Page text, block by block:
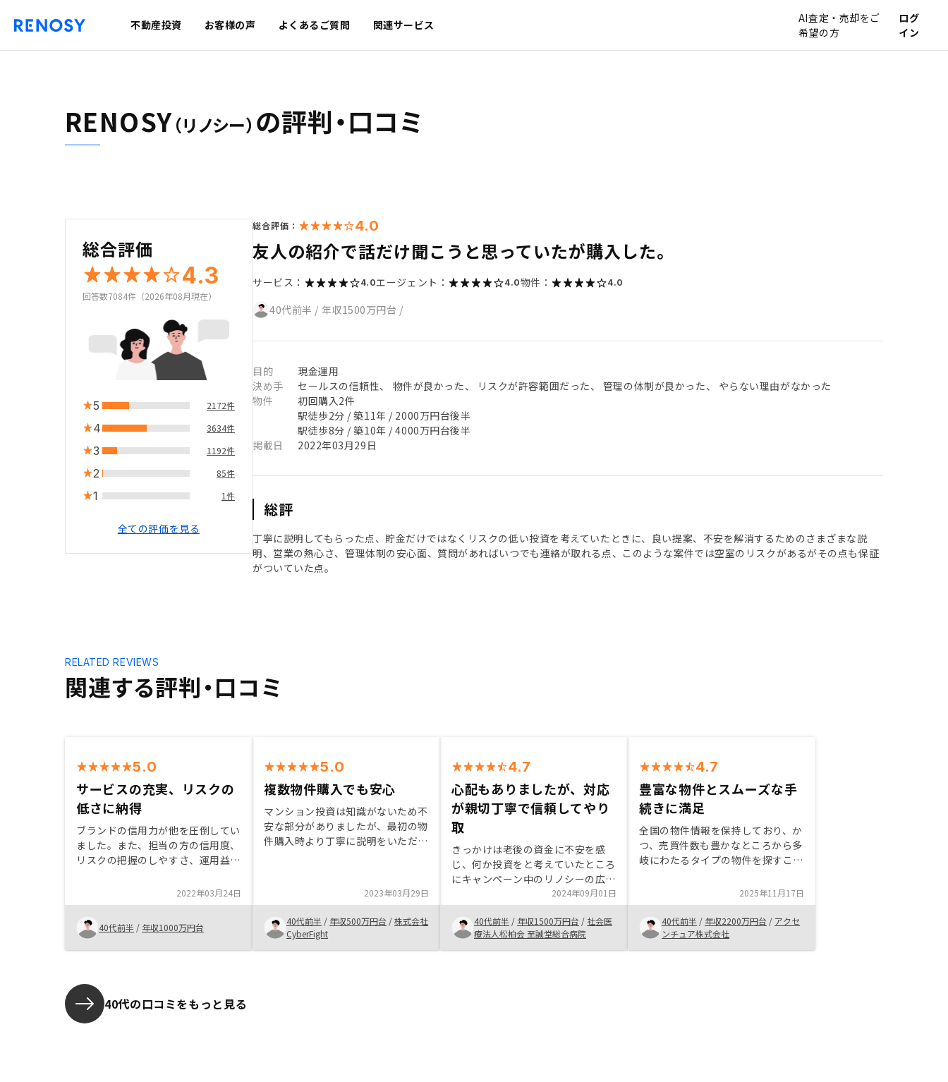
不動産投資 お客様の声 よくあるご質問 関連サービス
AI査定・売却をご
希望の方
ログ
イン
RENOSY（リノシー） の評判・口コミ
総合評価
4.3
回答数7084件（2026年08月現在）
5 2172件
4 3634件
3 1192件
2 85件
1 1件
全ての評価を見る
総合評価： 4.0
友人の紹介で話だけ聞こうと思っていたが購入した。
サービス： 4.0エージェント： 4.0物件： 4.0
40代前半 / 年収1500万円台 /
目的
現金運用
決め手
セールスの信頼性、 物件が良かった、 リスクが許容範囲だった、 管理の体制が良かった、 やらない理由がなかった
物件
初回購入2件
駅徒歩2分 / 築11年 / 2000万円台後半
駅徒歩8分 / 築10年 / 4000万円台後半
掲載日
2022年03月29日
総評
丁寧に説明してもらった点、貯金だけではなくリスクの低い投資を考えていたときに、良い提案、不安を解消するためのさまざまな説
明、営業の熱心さ、管理体制の安心面、質問があればいつでも連絡が取れる点、このような案件では空室のリスクがあるがその点も保証
がついていた点。
関連する評判・口コミ
RELATED REVIEWS
5.0
サービスの充実、リスクの
低さに納得
ブランドの信用力が他を圧倒してい
ました。また、担当の方の信用度、
リスクの把握のしやすさ、運用益な
たことが背中を押してくれました。
特に、損益シュミレーション上は減
税効果などは反映されておらず、そ
れらを含めると運用益が高く魅力的
だったから。
2022年03月24日
40代前半 / 年収1000万円台
5.0
複数物件購入でも安心
マンション投資は知識がないため不
安な部分がありましたが、最初の物
件購入時より丁寧に説明をいただい
ころ特に不安と感じる部分はありま
せん。 不動産取得にかかる手続き
も本来はかなり煩雑だと思います
2023年03月29日
40代前半 / 年収500万円台 /株式会社
CyberFight
4.7
心配もありましたが、対応
が親切丁寧で信頼してやり
取
きっかけは老後の資金に不安を感
じ、何か投資をと考えていたところ
にキャンペーン中のリノシーの広告
を見て始めてみようと思いました。
最初は手続きなどに不安がありまし
たが、担当の方々が親身に丁寧に対
応していただき、円滑に取引が出来
ました。信頼できる会社だと思い、
2024年09月01日
40代前半 / 年収1500万円台 / 社会医
療法人松柏会 至誠堂総合病院
4.7
豊富な物件とスムーズな手
続きに満足
全国の物件情報を保持しており、か
つ、売買件数も豊かなところから多
岐にわたるタイプの物件を探すこと
また、手続きも確実にこなしつつも
リモートなどの活用や時間の融通、
さらには各種必要書類のサポート
（リマインドや取得など）をいただ
けることからスムーズな取引ができ
2025年11月17日
40代前半 / 年収2200万円台 / アクセ
ンチュア株式会社
40代の口コミをもっと見る